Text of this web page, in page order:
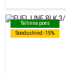
Tallinna poes
Soodushind -15%
Tallinna poes
Soodushind -15%